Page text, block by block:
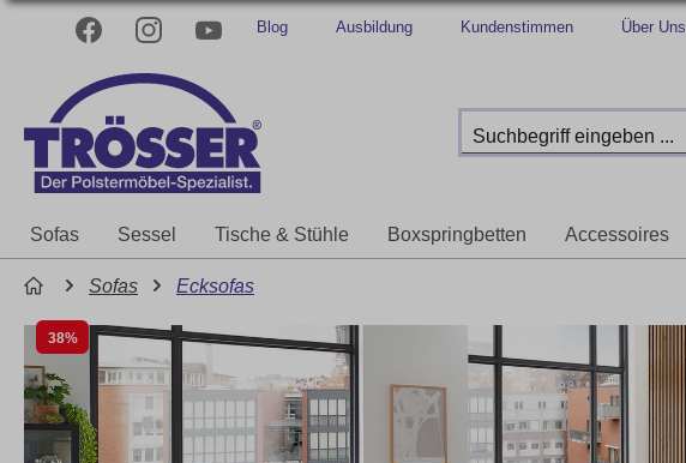
Blog Ausbildung Kundenstimmen Über Uns
Sofas Sessel Tische & Stühle Boxspringbetten Accessoires
Sofas Ecksofas
38%